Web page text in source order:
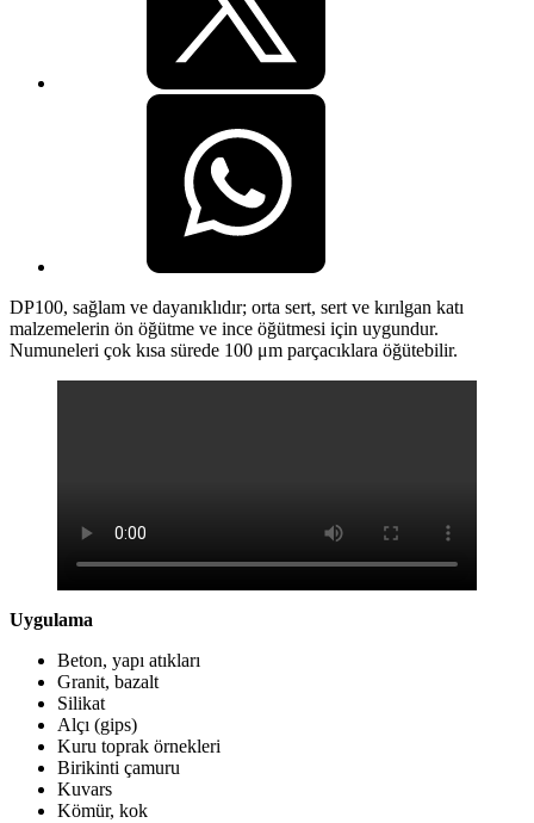
DP100, sağlam ve dayanıklıdır; orta sert, sert ve kırılgan katı
malzemelerin ön öğütme ve ince öğütmesi için uygundur.
Numuneleri çok kısa sürede 100 μm parçacıklara öğütebilir.
Uygulama
Beton, yapı atıkları
Granit, bazalt
Silikat
Alçı (gips)
Kuru toprak örnekleri
Birikinti çamuru
Kuvars
Kömür, kok